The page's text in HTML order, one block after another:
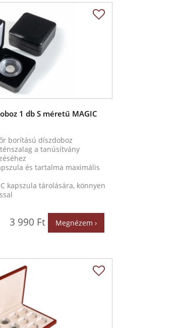
1 db S méretű MAGIC
borítású díszdoboz
a tanúsítvány
és tartalma maximális
kapszula tárolására, könnyen
3 990 Ft Megnézem ›